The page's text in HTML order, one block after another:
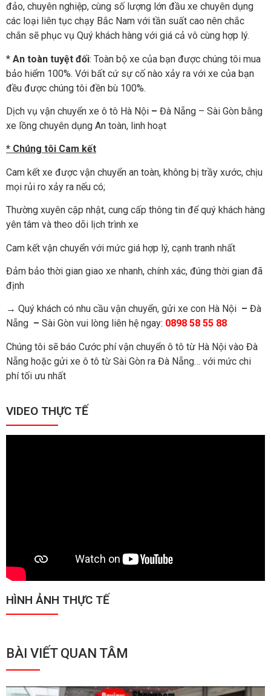
đảo, chuyên nghiệp, cùng số lượng lớn đầu xe chuyên dụng
các loại liên tục chạy Bắc Nam với tần suất cao nên chắc
chắn sẽ phục vụ Quý khách hàng với giá cả vô cùng hợp lý.
* An toàn tuyệt đối: Toàn bộ xe của bạn được chúng tôi mua
bảo hiểm 100%. Với bất cứ sự cố nào xảy ra với xe của bạn
đều được chúng tôi đền bù 100%.
Dịch vụ vận chuyển xe ô tô Hà Nội – Đà Nẵng – Sài Gòn bằng
xe lồng chuyên dụng An toàn, linh hoạt
* Chúng tôi Cam kết
Cam kết xe được vận chuyển an toàn, không bị trầy xước, chịu
mọi rủi ro xảy ra nếu có;
Thường xuyên cập nhật, cung cấp thông tin để quý khách hàng
yên tâm và theo dõi lịch trình xe
Cam kết vận chuyển với mức giá hợp lý, cạnh tranh nhất
Đảm bảo thời gian giao xe nhanh, chính xác, đúng thời gian đã
định
→ Quý khách có nhu cầu vận chuyển, gửi xe con Hà Nội – Đà
Nẵng – Sài Gòn vui lòng liên hệ ngay: 0898 58 55 88
Chúng tôi sẽ báo Cước phí vận chuyển ô tô từ Hà Nội vào Đà
Nẵng hoặc gửi xe ô tô từ Sài Gòn ra Đà Nẵng… với mức chi
phí tối ưu nhất
VIDEO THỰC TẾ
HÌNH ẢNH THỰC TẾ
BÀI VIẾT QUAN TÂM